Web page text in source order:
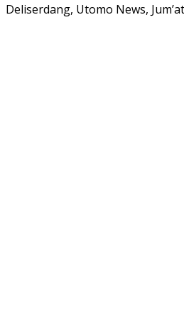
Deliserdang, Utomo News,